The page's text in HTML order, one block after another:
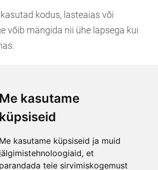
Me kasutame
küpsiseid
Me kasutame küpsiseid ja muid
jälgimistehnoloogiaid, et
parandada teie sirvimiskogemust
kodus, lasteaias või
võib mängida nii ühe lapsega kui
49€